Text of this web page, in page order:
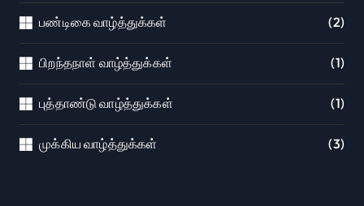
பண்டிகை வாழ்த்துக்கள் (2)
பிறந்தநாள் வாழ்த்துக்கள் (1)
புத்தாண்டு வாழ்த்துக்கள் (1)
முக்கிய வாழ்த்துக்கள் (3)